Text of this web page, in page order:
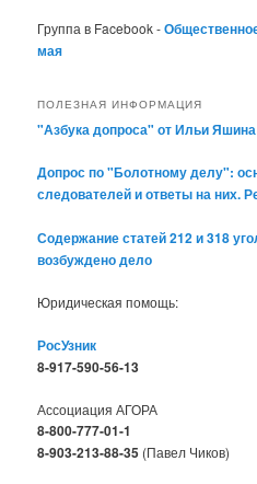
Группа в Facebook -
мая
ПОЛЕЗНАЯ ИНФОРМАЦИЯ
"Азбука допроса" от Ильи Яшина
Допрос по "Болотному делу":
следователей и ответы на них.
Содержание статей 212 и 318
возбуждено дело
Юридическая помощь:
РосУзник
8-917-590-56-13
Ассоциация АГОРА
8-800-777-01-1
8-903-213-88-35 (Павел Чиков)